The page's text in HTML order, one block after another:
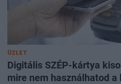
ÜZLET
Digitális SZÉP-kártya
mire nem használhatod